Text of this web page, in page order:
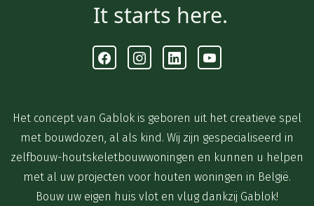
It starts here.
FacebookInstagramLinkedinYoutube
Het concept van Gablok is geboren uit het creatieve spel
met bouwdozen, al als kind. Wij zijn gespecialiseerd in
zelfbouw-houtskeletbouwwoningen en kunnen u helpen
met al uw projecten voor houten woningen in België.
Bouw uw eigen huis vlot en vlug dankzij Gablok!